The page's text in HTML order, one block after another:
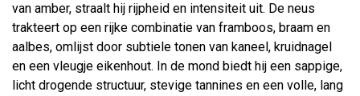
van amber, straalt hij rijpheid en intensiteit uit. De neus
trakteert op een rijke combinatie van framboos, braam en
aalbes, omlijst door subtiele tonen van kaneel, kruidnagel
en een vleugje eikenhout. In de mond biedt hij een sappige,
licht drogende structuur, stevige tannines en een volle, lang